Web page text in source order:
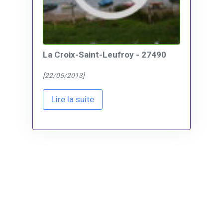
La Croix-Saint-Leufroy - 27490
[22/05/2013]
Lire la suite